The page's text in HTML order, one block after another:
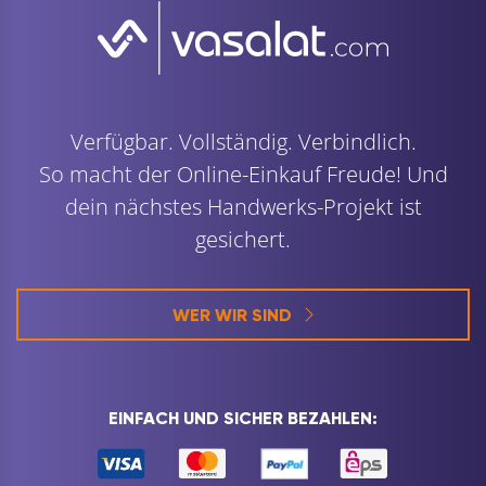
Verfügbar. Vollständig. Verbindlich.
So macht der Online-Einkauf Freude! Und
dein nächstes Handwerks-Projekt ist
gesichert.
WER WIR SIND
EINFACH UND SICHER BEZAHLEN: